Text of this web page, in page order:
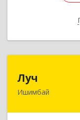
Луч
Ишимбай
453215,